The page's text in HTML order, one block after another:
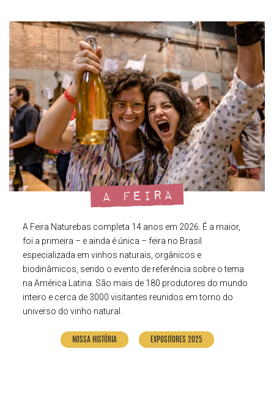
A Feira
A Feira Naturebas completa 14 anos em 2026. É a maior,
foi a primeira – e ainda é única – feira no Brasil
especializada em vinhos naturais, orgânicos e
biodinâmicos, sendo o evento de referência sobre o tema
na América Latina. São mais de 180 produtores do mundo
inteiro e cerca de 3000 visitantes reunidos em torno do
universo do vinho natural.
NOSSA HISTÓRIA EXPOSITORES 2025